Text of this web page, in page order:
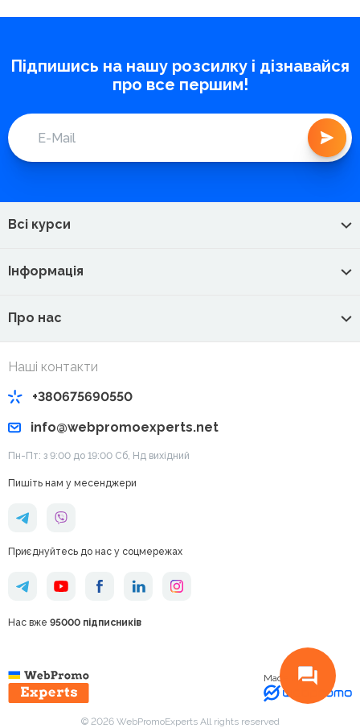
Підпишись на нашу розсилку і дізнавайся
про все першим!
Всі курси
Інформація
Про нас
Наші контакти
+380675690550
info@webpromoexperts.net
Пн-Пт: з 9:00 до 19:00 Cб, Нд вихідний
Пишіть нам у месенджери
Приєднуйтесь до нас у соцмережах
Нас вже 95000 підписників
Made in
© 2026 WebPromoExperts All rights reserved